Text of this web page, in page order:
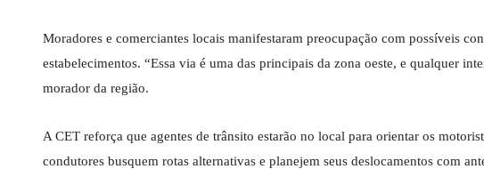
Moradores e comerciantes locais manifestaram preocupação com possíveis
estabelecimentos. “Essa via é uma das principais da zona oeste, e qualquer
morador da região.
A CET reforça que agentes de trânsito estarão no local para orientar os
condutores busquem rotas alternativas e planejem seus deslocamentos com